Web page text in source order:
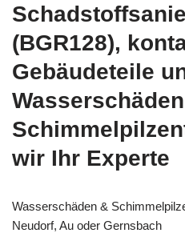
(BGR128),
Gebäudeteile
wir Ihr Experte
Wasserschäden &
Neudorf, Au oder Gernsbach